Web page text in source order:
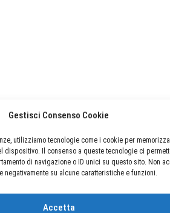
Gestisci Consenso Cookie
utilizziamo tecnologie come i cookie per
dispositivo. Il consenso a queste tecnologie ci
di navigazione o ID unici su questo sito. Non
negativamente su alcune caratteristiche e funzioni.
Accetta